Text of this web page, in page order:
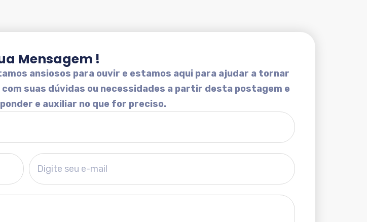
Mensagem !
ansiosos para ouvir e estamos aqui para ajudar a tornar
suas dúvidas ou necessidades a partir desta postagem e
e auxiliar no que for preciso.